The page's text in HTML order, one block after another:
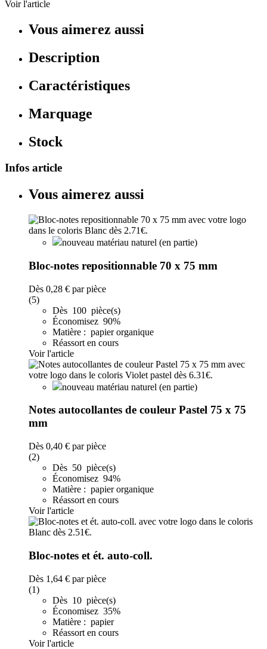
Voir l'article
Vous aimerez aussi
Description
Caractéristiques
Marquage
Stock
Infos article
Vous aimerez aussi
nouveau matériau naturel (en partie)
Bloc-notes repositionnable 70 x 75 mm
Dès 0,28 € par pièce
(5)
Dès 100 pièce(s)
Économisez 90%
Matière : papier organique
Réassort en cours
Voir l'article
nouveau matériau naturel (en partie)
Notes autocollantes de couleur Pastel 75 x 75
mm
Dès 0,40 € par pièce
(2)
Dès 50 pièce(s)
Économisez 94%
Matière : papier organique
Réassort en cours
Voir l'article
Bloc-notes et ét. auto-coll.
Dès 1,64 € par pièce
(1)
Dès 10 pièce(s)
Économisez 35%
Matière : papier
Réassort en cours
Voir l'article